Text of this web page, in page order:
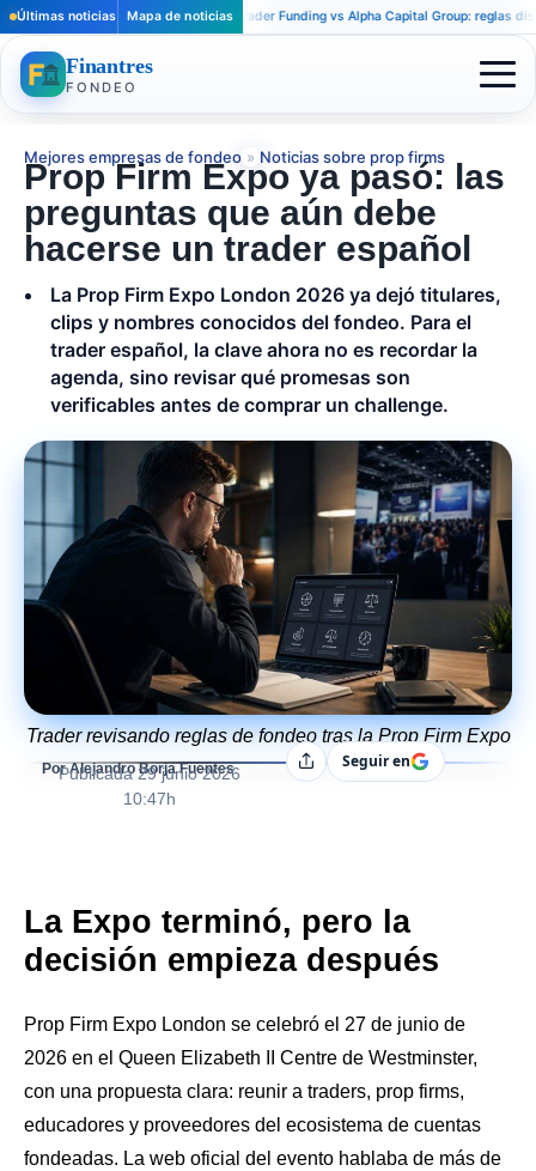
Últimas noticias Mapa de noticias
Apex Trader Funding vs Alpha Capital Group: reglas
Finantres
FONDEO
Mejores empresas de fondeo » Noticias sobre prop firms
Prop Firm Expo ya pasó: las
preguntas que aún debe
hacerse un trader español
La Prop Firm Expo London 2026 ya dejó titulares,
clips y nombres conocidos del fondeo. Para el
trader español, la clave ahora no es recordar la
agenda, sino revisar qué promesas son
verificables antes de comprar un challenge.
Trader revisando reglas de fondeo tras la Prop Firm Expo
Por Alejandro Borja Fuentes
Publicada 29 junio 2026
10:47h
CompartirSeguir en
La Expo terminó, pero la
decisión empieza después
Prop Firm Expo London se celebró el 27 de junio de
2026 en el Queen Elizabeth II Centre de Westminster,
con una propuesta clara: reunir a traders, prop firms,
educadores y proveedores del ecosistema de cuentas
fondeadas. La web oficial del evento hablaba de más de